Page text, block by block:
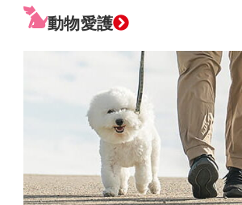
動物愛護